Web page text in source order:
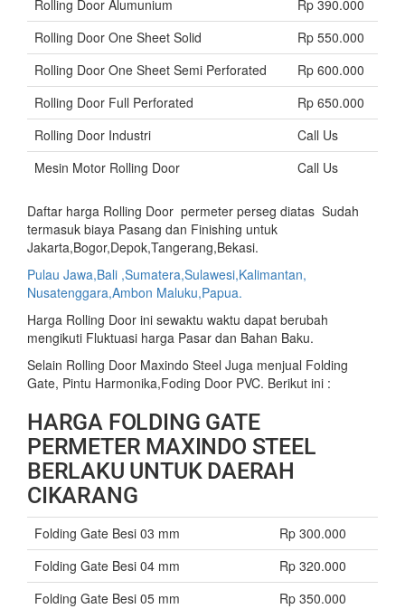
Rolling Door Alumunium
Rp 390.000
Rolling Door One Sheet Solid
Rp 550.000
Rolling Door One Sheet Semi Perforated
Rp 600.000
Rolling Door Full Perforated
Rp 650.000
Rolling Door Industri
Call Us
Mesin Motor Rolling Door
Call Us
Daftar harga Rolling Door permeter perseg diatas Sudah
termasuk biaya Pasang dan Finishing untuk
Jakarta,Bogor,Depok,Tangerang,Bekasi.
Pulau Jawa,Bali ,Sumatera,Sulawesi,Kalimantan,
Nusatenggara,Ambon Maluku,Papua.
Harga Rolling Door ini sewaktu waktu dapat berubah
mengikuti Fluktuasi harga Pasar dan Bahan Baku.
Selain Rolling Door Maxindo Steel Juga menjual Folding
Gate, Pintu Harmonika,Foding Door PVC. Berikut ini :
HARGA FOLDING GATE
PERMETER MAXINDO STEEL
BERLAKU UNTUK DAERAH
CIKARANG
Folding Gate Besi 03 mm
Rp 300.000
Folding Gate Besi 04 mm
Rp 320.000
Folding Gate Besi 05 mm
Rp 350.000